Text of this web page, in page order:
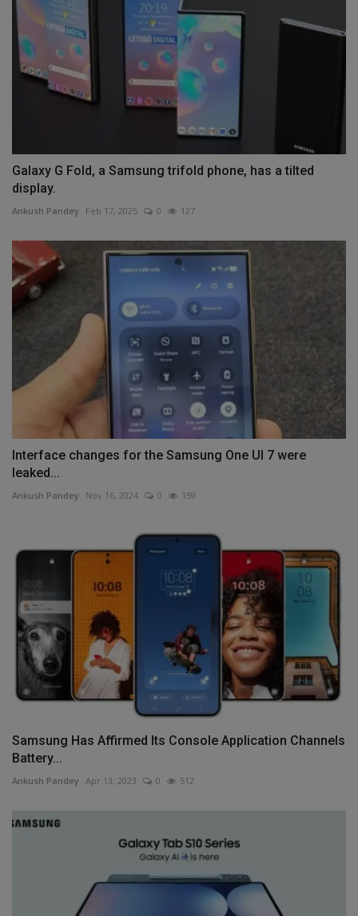
Galaxy G Fold, a Samsung trifold phone, has a tilted
display.
Ankush Pandey Feb 17, 2025 0 127
Interface changes for the Samsung One UI 7 were
leaked...
Ankush Pandey Nov 16, 2024 0 159
Samsung Has Affirmed Its Console Application Channels
Battery...
Ankush Pandey Apr 13, 2023 0 512